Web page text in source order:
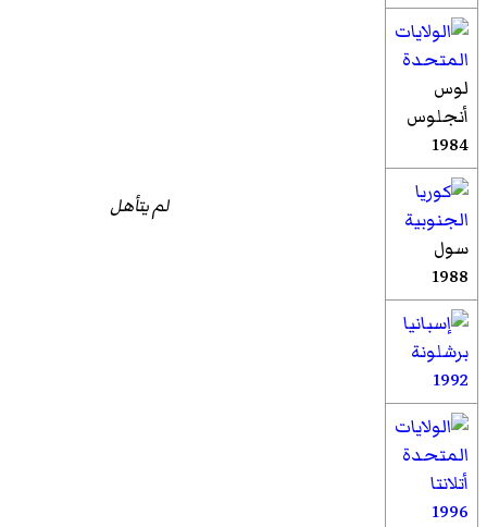
لم يتأهل
لوس
أنجلوس
1984
سول
1988
برشلونة
1992
أتلانتا
1996